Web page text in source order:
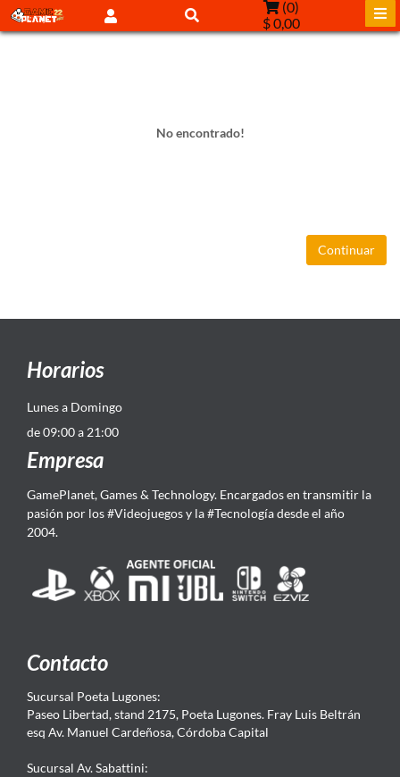
(0)
$ 0,00
No encontrado!
Continuar
Horarios
Lunes a Domingo
de 09:00 a 21:00
Empresa
GamePlanet, Games & Technology. Encargados en transmitir la
pasión por los #Videojuegos y la #Tecnología desde el año
2004.
Contacto
Sucursal Poeta Lugones:
Paseo Libertad, stand 2175, Poeta Lugones. Fray Luis Beltrán
esq Av. Manuel Cardeñosa, Córdoba Capital
Sucursal Av. Sabattini: